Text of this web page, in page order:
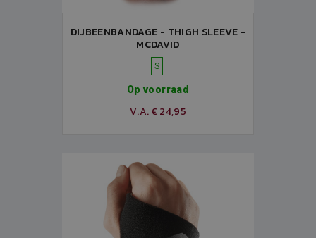
DIJBEENBANDAGE - THIGH SLEEVE -
MCDAVID
S
Op voorraad
V.A. € 24,95